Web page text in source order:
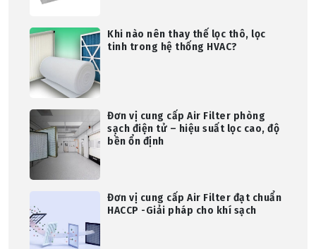
Khi nào nên thay thế lọc thô, lọc
tinh trong hệ thống HVAC?
Đơn vị cung cấp Air Filter phòng
sạch điện tử – hiệu suất lọc cao, độ
bền ổn định
Đơn vị cung cấp Air Filter đạt chuẩn
HACCP -Giải pháp cho khí sạch